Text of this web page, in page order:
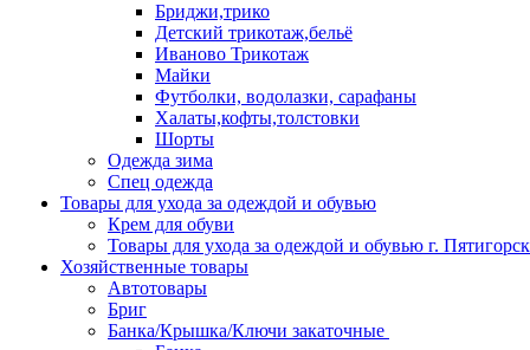
Бриджи,трико
Детский трикотаж,бельё
Иваново Трикотаж
Майки
Футболки, водолазки, сарафаны
Халаты,кофты,толстовки
Шорты
Одежда зима
Спец одежда
Товары для ухода за одеждой и обувью
Крем для обуви
Товары для ухода за одеждой и обувью г. Пятигорск
Хозяйственные товары
Автотовары
Бриг
Банка/Крышка/Ключи закаточные